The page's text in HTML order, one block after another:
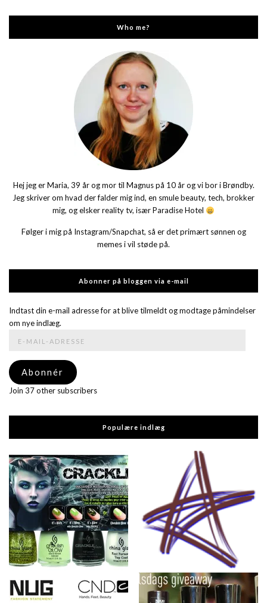
Who me?
Hej jeg er Maria, 39 år og mor til Magnus på 10 år og vi bor i Brøndby.
Jeg skriver om hvad der falder mig ind, en smule beauty, tech, brokker
mig, og elsker reality tv, især Paradise Hotel
Følger i mig på Instagram/Snapchat, så er det primært sønnen og
memes i vil støde på.
Abonner på bloggen via e-mail
Indtast din e-mail adresse for at blive tilmeldt og modtage påmindelser
om nye indlæg.
adresse
Abonnér
Join 37 other subscribers
Populære indlæg